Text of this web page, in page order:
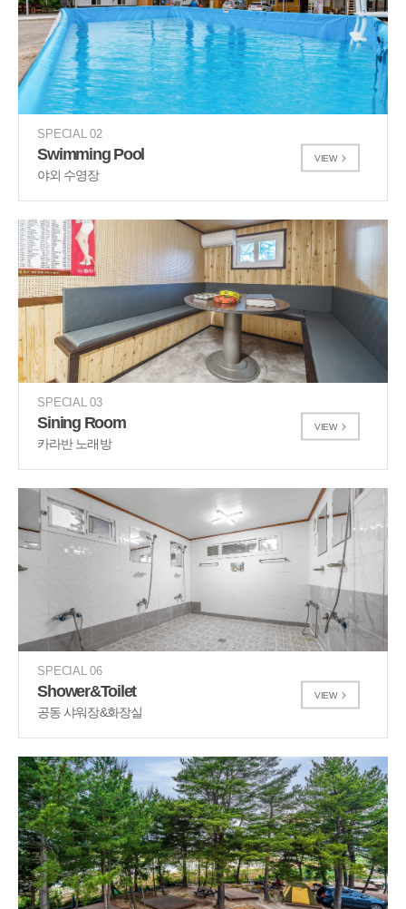
SPECIAL 02
Swimming Pool
야외 수영장
VIEW
SPECIAL 03
Sining Room
카라반 노래방
VIEW
SPECIAL 06
Shower&Toilet
공동 샤워장&화장실
VIEW